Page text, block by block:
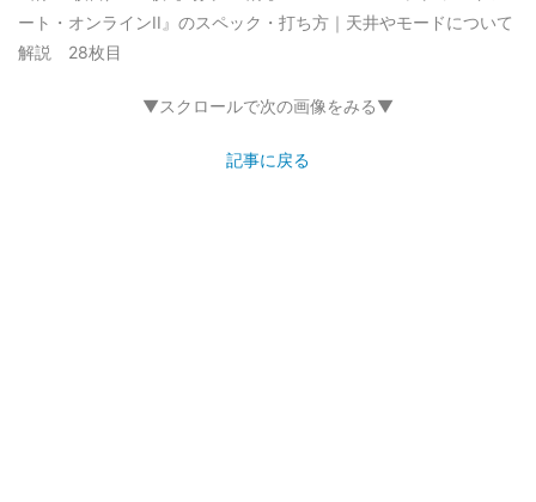
ート・オンラインII』のスペック・打ち方｜天井やモードについて
解説 28枚目
▼スクロールで次の画像をみる▼
記事に戻る